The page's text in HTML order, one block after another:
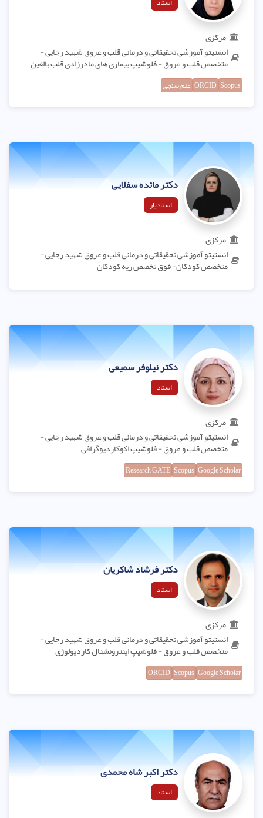
مرکزی
انستیتو آموزشی تحقیقاتی و درمانی قلب و عروق شهید رجایی -
متخصص قلب و عروق - فلوشیپ بیماری های مادرزادی قلب بالغین
Scopus
ORCID علم سنجی
دکتر مائده سفلایی
استادیار
مرکزی
انستیتو آموزشی تحقیقاتی و درمانی قلب و عروق شهید رجایی -
متخصص کودکان- فوق تخصص ریه کودکان
دکتر نیلوفر سمیعی
استاد
مرکزی
انستیتو آموزشی تحقیقاتی و درمانی قلب و عروق شهید رجایی -
متخصص قلب و عروق - فلوشیپ اکوکاردیوگرافی
Google Scholar
Scopus
Research GATE
دکتر فرشاد شاکریان
استاد
مرکزی
انستیتو آموزشی تحقیقاتی و درمانی قلب و عروق شهید رجایی -
متخصص قلب و عروق - فلوشیپ اینترونشنال کاردیولوژی
Google Scholar
Scopus
ORCID
دکتر اکبر شاه محمدی
استاد